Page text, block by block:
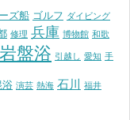
ズ船 ゴルフ ダイビング
修理 兵庫 博物館 和歌
岩盤浴 引越し 愛知 手
浴 演芸 熱海 石川 福井